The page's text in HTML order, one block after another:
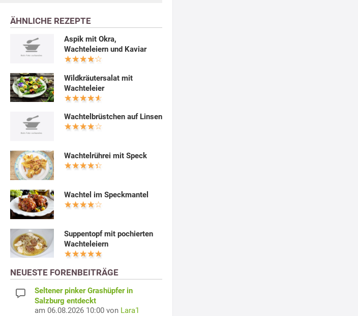
ÄHNLICHE REZEPTE
Aspik mit Okra,
Wachteleiern und Kaviar
Wildkräutersalat mit
Wachteleier
Wachtelbrüstchen auf Linsen
Wachtelrührei mit Speck
Wachtel im Speckmantel
Suppentopf mit pochierten
Wachteleiern
NEUESTE FORENBEITRÄGE
Seltener pinker Grashüpfer in
Salzburg entdeckt
am 06.08.2026 10:00 von Lara1